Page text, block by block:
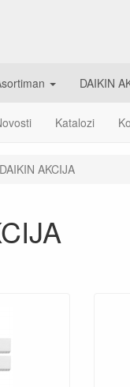
DAIKIN
Katalozi
DAIKIN AKCIJA